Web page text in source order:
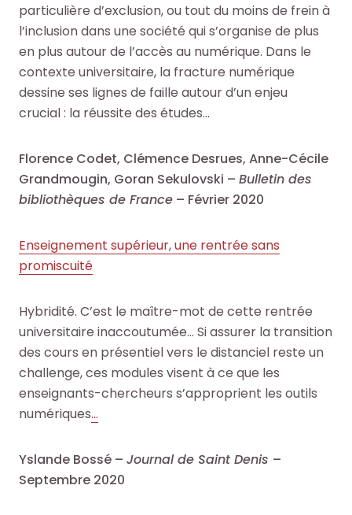
particulière d’exclusion, ou tout du moins de frein à
l’inclusion dans une société qui s’organise de plus
en plus autour de l’accès au numérique. Dans le
contexte universitaire, la fracture numérique
dessine ses lignes de faille autour d’un enjeu
crucial : la réussite des études…
Florence Codet, Clémence Desrues, Anne-Cécile
Grandmougin, Goran Sekulovski – Bulletin des
bibliothèques de France – Février 2020
Enseignement supérieur, une rentrée sans
promiscuité
Hybridité. C’est le maître-mot de cette rentrée
universitaire inaccoutumée… Si assurer la transition
des cours en présentiel vers le distanciel reste un
challenge, ces modules visent à ce que les
enseignants-chercheurs s’approprient les outils
numériques…
Yslande Bossé – Journal de Saint Denis –
Septembre 2020